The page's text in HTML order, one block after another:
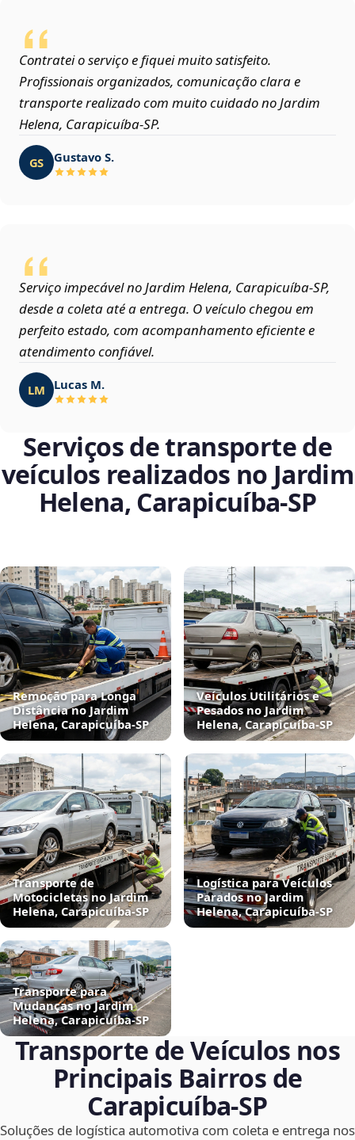
Contratei o serviço e fiquei muito satisfeito.
Profissionais organizados, comunicação clara e
transporte realizado com muito cuidado no Jardim
Helena, Carapicuíba‑SP.
GS Gustavo S.
Serviço impecável no Jardim Helena, Carapicuíba‑SP,
desde a coleta até a entrega. O veículo chegou em
perfeito estado, com acompanhamento eficiente e
atendimento confiável.
LM Lucas M.
Serviços de transporte de
veículos realizados no Jardim
Helena, Carapicuíba‑SP
Remoção para Longa
Distância no Jardim
Helena, Carapicuíba‑SP
Veículos Utilitários e
Pesados no Jardim
Helena, Carapicuíba‑SP
Transporte de
Motocicletas no Jardim
Helena, Carapicuíba‑SP
Logística para Veículos
Parados no Jardim
Helena, Carapicuíba‑SP
Transporte para
Mudanças no Jardim
Helena, Carapicuíba‑SP
Transporte de Veículos nos
Principais Bairros de
Carapicuíba‑SP
Soluções de logística automotiva com coleta e entrega nos